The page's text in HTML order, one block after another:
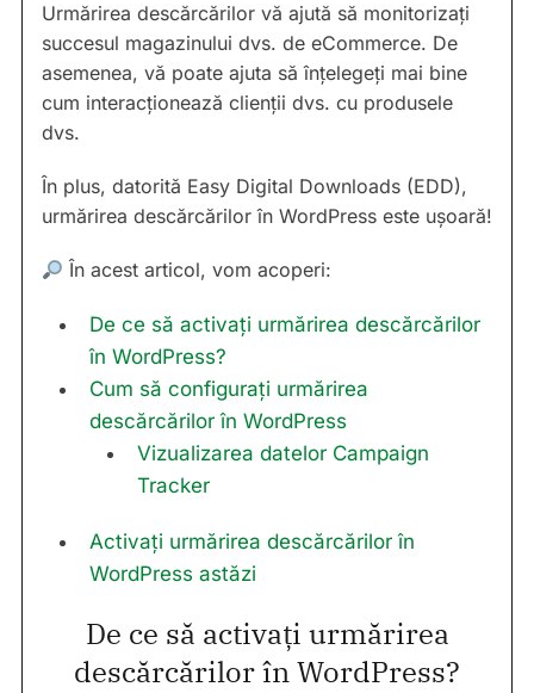
Urmărirea descărcărilor vă ajută să monitorizați
succesul magazinului dvs. de eCommerce. De
asemenea, vă poate ajuta să înțelegeți mai bine
cum interacționează clienții dvs. cu produsele
dvs.
În plus, datorită Easy Digital Downloads (EDD),
urmărirea descărcărilor în WordPress este ușoară!
În acest articol, vom acoperi:
De ce să activați urmărirea descărcărilor
în WordPress?
Cum să configurați urmărirea
descărcărilor în WordPress
Vizualizarea datelor Campaign
Tracker
Activați urmărirea descărcărilor în
WordPress astăzi
De ce să activați urmărirea
descărcărilor în WordPress?